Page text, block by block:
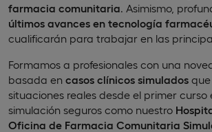
farmacia comunitaria. Asimismo,
últimos avances en tecnología
cualificarán para trabajar en las
Formamos a profesionales con una
basada en casos clínicos simulados
situaciones reales desde el primer curso
simulación seguros como nuestro
Oficina de Farmacia Comunitaria